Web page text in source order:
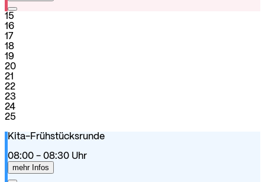
15
16
17
18
19
20
21
22
23
24
25
Kita-Frühstücksrunde
08:00 - 08:30 Uhr
mehr Infos